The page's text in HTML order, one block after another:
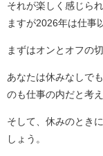
それが楽しく感じら
ますが2026年は仕事
まずはオンとオフの
あなたは休みなしで
のも仕事の内だと考
そして、休みのとき
しょう。